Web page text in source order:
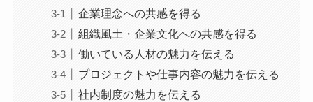
企業理念への共感を得る
組織風土・企業文化への共感を得る
働いている人材の魅力を伝える
プロジェクトや仕事内容の魅力を伝える
社内制度の魅力を伝える